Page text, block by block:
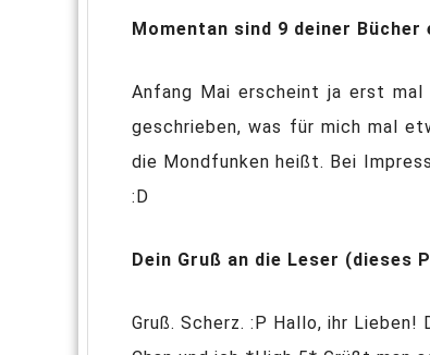
Momentan sind 9 deiner
Anfang Mai erscheint ja erst mal
geschrieben, was für mich mal
die Mondfunken heißt. Bei
:D
Dein Gruß an die Leser (dieses
Gruß. Scherz. :P Hallo, ihr